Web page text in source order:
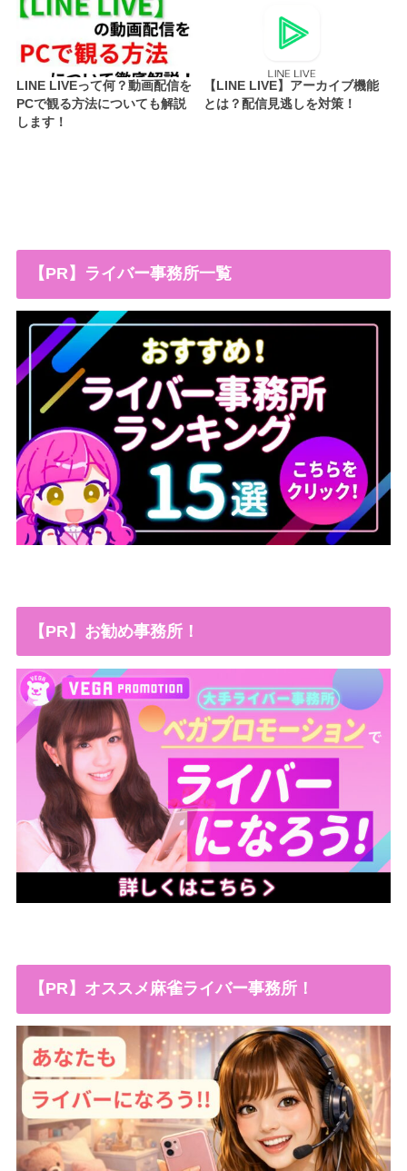
LINE LIVEって何？動画配信を
PCで観る方法についても解説
します！
【LINE LIVE】アーカイブ機能
とは？配信見逃しを対策！
【PR】ライバー事務所一覧
【PR】お勧め事務所！
【PR】オススメ麻雀ライバー事務所！